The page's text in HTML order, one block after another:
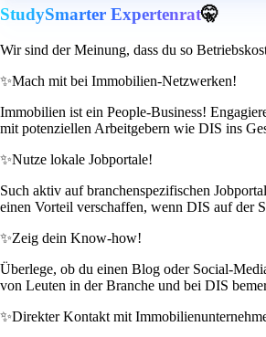
StudySmarter Expertenrat🤫
Wir sind der Meinung, dass du so
✨Mach mit bei Immobilien-Netzwerken!
Immobilien ist ein People-Business!
mit potenziellen Arbeitgebern wie DIS ins
✨Nutze lokale Jobportale!
Such aktiv auf branchenspezifischen
einen Vorteil verschaffen, wenn DIS auf der
✨Zeig dein Know-how!
Überlege, ob du einen Blog oder Social-
von Leuten in der Branche und bei DIS
✨Direkter Kontakt mit